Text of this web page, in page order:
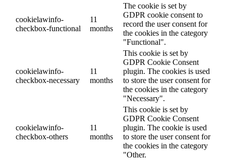
cookielawinfo-
checkbox-functional
11
months
The cookie is set by
GDPR cookie consent to
record the user consent for
the cookies in the category
"Functional".
cookielawinfo-
checkbox-necessary
11
months
This cookie is set by
GDPR Cookie Consent
plugin. The cookies is used
to store the user consent for
the cookies in the category
"Necessary".
cookielawinfo-
checkbox-others
11
months
This cookie is set by
GDPR Cookie Consent
plugin. The cookie is used
to store the user consent for
the cookies in the category
"Other.